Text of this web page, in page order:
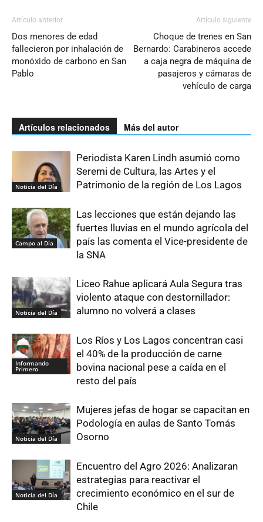
Artículo anterior
Dos menores de edad
fallecieron por inhalación de
monóxido de carbono en San
Pablo
Artículo siguiente
Choque de trenes en San
Bernardo: Carabineros accede
a caja negra de máquina de
pasajeros y cámaras de
vehículo de carga
Artículos relacionados Más del autor
Noticia del Día
Periodista Karen Lindh asumió como
Seremi de Cultura, las Artes y el
Patrimonio de la región de Los Lagos
Campo al Día
Las lecciones que están dejando las
fuertes lluvias en el mundo agrícola del
país las comenta el Vice-presidente de
la SNA
Noticia del Día
Liceo Rahue aplicará Aula Segura tras
violento ataque con destornillador:
alumno no volverá a clases
Informando
Primero
Los Ríos y Los Lagos concentran casi
el 40% de la producción de carne
bovina nacional pese a caída en el
resto del país
Noticia del Día
Mujeres jefas de hogar se capacitan en
Podología en aulas de Santo Tomás
Osorno
Noticia del Día
Encuentro del Agro 2026: Analizaran
estrategias para reactivar el
crecimiento económico en el sur de
Chile